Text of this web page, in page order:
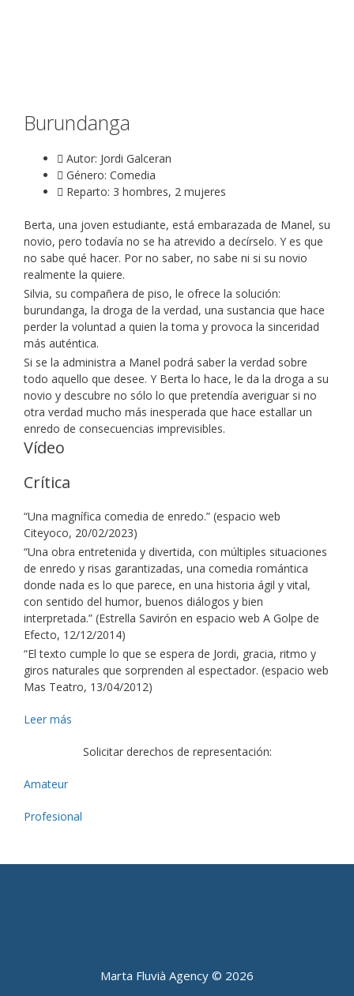
Burundanga
Autor: Jordi Galceran
Género: Comedia
Reparto: 3 hombres, 2 mujeres
Berta, una joven estudiante, está embarazada de Manel, su
novio, pero todavía no se ha atrevido a decírselo. Y es que
no sabe qué hacer. Por no saber, no sabe ni si su novio
realmente la quiere.
Silvia, su compañera de piso, le ofrece la solución:
burundanga, la droga de la verdad, una sustancia que hace
perder la voluntad a quien la toma y provoca la sinceridad
más auténtica.
Si se la administra a Manel podrá saber la verdad sobre
todo aquello que desee. Y Berta lo hace, le da la droga a su
novio y descubre no sólo lo que pretendía averiguar si no
otra verdad mucho más inesperada que hace estallar un
enredo de consecuencias imprevisibles.
Vídeo
Crítica
“Una magnífica comedia de enredo.” (espacio web
Citeyoco, 20/02/2023)
“Una obra entretenida y divertida, con múltiples situaciones
de enredo y risas garantizadas, una comedia romántica
donde nada es lo que parece, en una historia ágil y vital,
con sentido del humor, buenos diálogos y bien
interpretada.” (Estrella Savirón en espacio web A Golpe de
Efecto, 12/12/2014)
“El texto cumple lo que se espera de Jordi, gracia, ritmo y
giros naturales que sorprenden al espectador. (espacio web
Mas Teatro, 13/04/2012)
Leer más
Solicitar derechos de representación:
Amateur
Profesional
Marta Fluvià Agency © 2026